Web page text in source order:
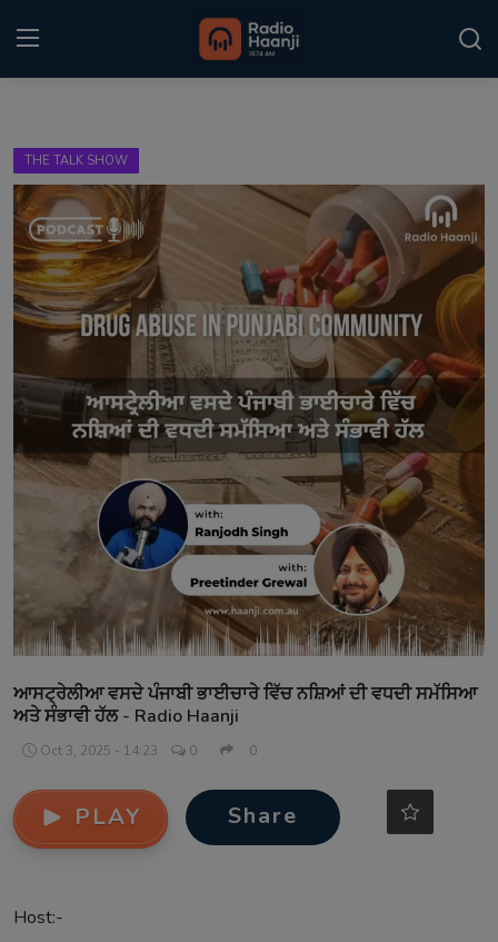
Home
Punjabi Podcast
Kitaab Kahani
Gallery
Sponsors
Matrimonial
Event
Contact
THE TALK SHOW
ਆਸਟ੍ਰੇਲੀਆ ਵਸਦੇ ਪੰਜਾਬੀ ਭਾਈਚਾਰੇ ਵਿੱਚ ਨਸ਼ਿਆਂ ਦੀ ਵਧਦੀ ਸਮੱਸਿਆ
ਅਤੇ ਸੰਭਾਵੀ ਹੱਲ - Radio Haanji
Oct 3, 2025 - 14:23 0 0
PLAY Share
Host:-